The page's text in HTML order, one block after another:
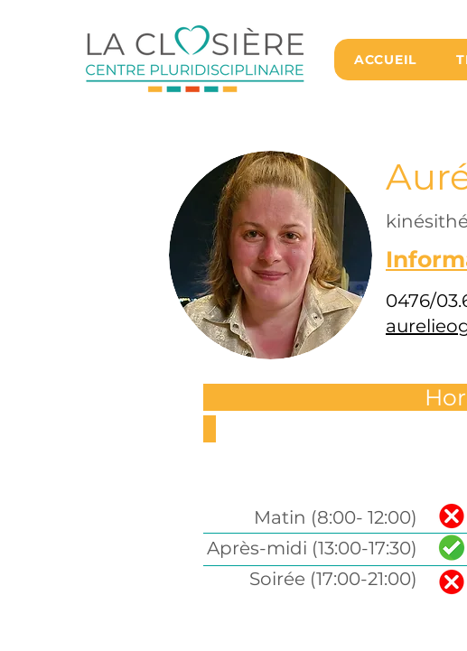
ACCUEIL
0476/
Horaire
Matin (8:00- 12:00)
Après-midi (13:00-17:30)
Soirée (17:00-21:00)